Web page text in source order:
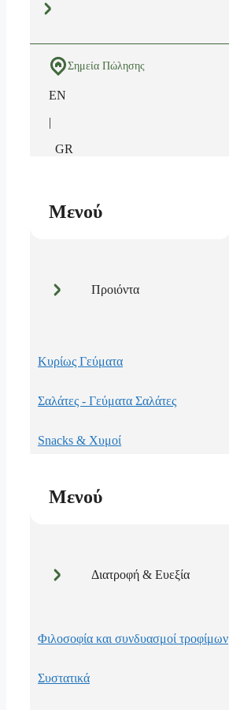
Σημεία Πώλησης
EN
|
GR
Μενού
Προιόντα
Κυρίως Γεύματα
Σαλάτες - Γεύματα Σαλάτες
Snacks & Χυμοί
Μενού
Διατροφή & Ευεξία
Φιλοσοφία και συνδυασμοί τροφίμων
Συστατικά